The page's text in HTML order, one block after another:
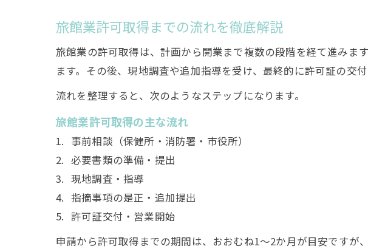
旅館業許可取得までの流れを徹底解説
旅館業の許可取得は、計画から開業まで複数の段階を経て進みま
ます。その後、現地調査や追加指導を受け、最終的に許可証の交付
流れを整理すると、次のようなステップになります。
旅館業許可取得の主な流れ
事前相談（保健所・消防署・市役所）
必要書類の準備・提出
現地調査・指導
指摘事項の是正・追加提出
許可証交付・営業開始
申請から許可取得までの期間は、おおむね1～2か月が目安です